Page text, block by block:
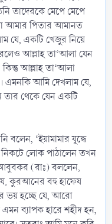
তাদেরকে মেপে মেপে
আমার পিতার আমানত
যে, একটি খেজুর নিয়ে
আল্লাহ তা‘আলা যেন
আল্লাহ তা‘আলা
এমনকি আমি দেখলাম যে,
বলেন, ‘ইয়ামামার যুদ্ধে
লোক পাঠালেন তখন
(রাঃ) বললেন,
কুরআনের বহু হাফেয
ভয় হচ্ছে যে, আরো
ব্যাপক হারে শহীদ হন,